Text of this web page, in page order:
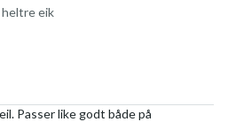
heltre eik
Passer like godt både på